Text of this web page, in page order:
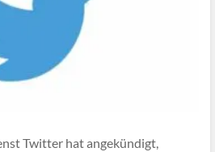
Twitter hat angekündigt,